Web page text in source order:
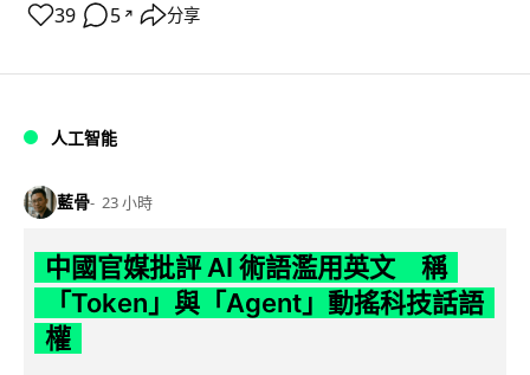
39 5 ↗ 分享
人工智能
藍骨 23 小時
中國官媒批評 AI 術語濫用英文 稱
「Token」與「Agent」動搖科技話語
權